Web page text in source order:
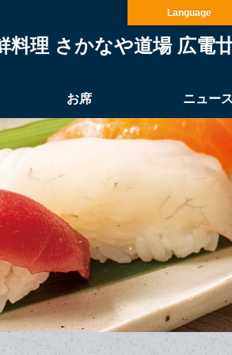
料理 さかなや道場 広電
お席 ニュース
Language